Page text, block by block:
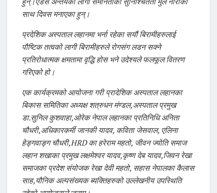
साथ दिवस मनाएका हुन्।
प्रदेशिक अस्पताल लहानमा भर्ना रहेका सयौं बिरामीहरुलाई
पौष्टिक तत्वको लागी बिरामीहरुले रोगसंग लडन सक्ने
प्रतिरोधात्मक क्षमतामा वृद्धि होस भने उदेश्यले फलफूल वितरण
गरिएको हो।
एक कार्यक्रमको आयोजना गरी प्रादेशिक अस्पताल लहानका
बिकास समितिका अध्यक्ष शत्रुधन मंण्डल,अस्पताल प्रमुख
डा.सुनिल कुशवाहा,ओरेक नेपाल लहानका प्रतिनिधि अनिता
चौधरी,अधिकारकर्मी जानकी यादव, कविता जेसवाल, एलिना
हेङ्गवाङ्ग चौधरी,HRD का हरेराम महतो, जीवन ज्योति समाज
लहान शखाका प्रमुख लक्षमेश्वर यादव,कृष्ण देब यादव,जिवन रेखा
समाजका प्रदेश संयोजक रेखा देवी महतो, सहास नेपालका कैलास
साह,यौनिक अल्पसंख्यक ब्यक्तिहरुको उल्लेखनीय उपस्थिति